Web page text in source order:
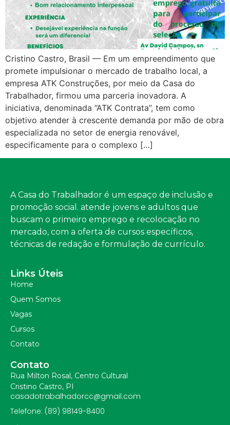
Cristino Castro, Brasil — Em um empreendimento que
promete impulsionar o mercado de trabalho local, a
empresa ATK Construções, por meio da Casa do
Trabalhador, firmou uma parceria inovadora. A
iniciativa, denominada “ATK Contrata”, tem como
objetivo atender à crescente demanda por mão de obra
especializada no setor de energia renovável,
especificamente para o complexo […]
A Casa do Trabalhador é um espaço de inclusão e
promoção social. atende jovens e adultos que
buscam o primeiro emprego e recolocação no
mercado, com a oferta de cursos específicos,
técnicas de redação e formulação de currículo.
Links Úteis
Home
Quem Somos
Vagas
Cursos
Contato
Contato
Rua Milton Rosal, Centro Cultural
Cristino Castro, PI
casadotrabalhadorcc@gmail.com
Telefone: (89) 98149-8400